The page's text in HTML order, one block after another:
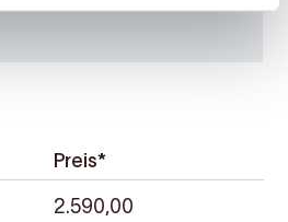
Preis*
2.590,00